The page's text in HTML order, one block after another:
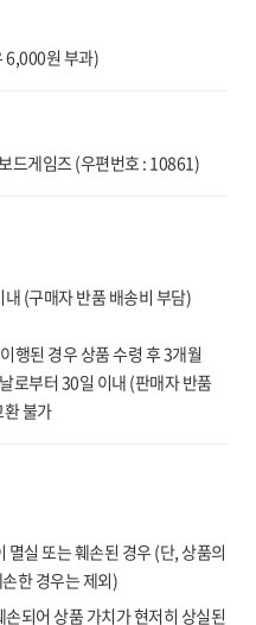
6,000원 부과)
드게임즈 (우편번호 : 10861)
(구매자 반품 배송비 부담)
행된 경우 상품 수령 후 3개월
로부터 30일 이내 (판매자 반품
불가
실 또는 훼손된 경우 (단, 상품의
한 경우는 제외)
되어 상품 가치가 현저히 상실된